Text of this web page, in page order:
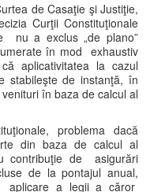
de Casaţie şi Justiţie,
Curţii Constituţionale
nu a exclus „de plano”
în mod exhaustiv
aplicativitatea la cazul
stabileşte de instanţă, în
în baza de calcul al
problema dacă
din baza de calcul al
contribuţie de asigurări
de la pontajul anual,
a legii a căror